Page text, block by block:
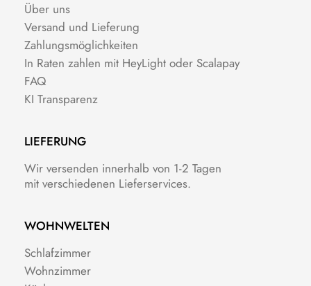
Über uns
Versand und Lieferung
Zahlungsmöglichkeiten
In Raten zahlen mit HeyLight oder Scalapay
FAQ
KI Transparenz
LIEFERUNG
Wir versenden innerhalb von 1-2 Tagen
mit verschiedenen Lieferservices.
WOHNWELTEN
Schlafzimmer
Wohnzimmer